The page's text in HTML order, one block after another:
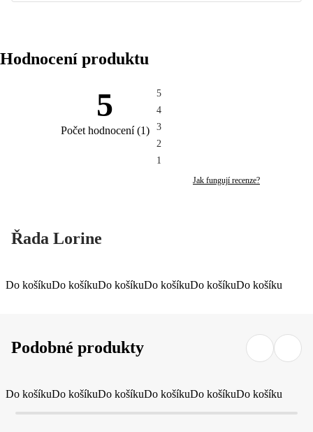
Hodnocení produktu
5
Počet hodnocení(1)
5
4
3
2
1
Jak fungují recenze?
Řada Lorine
Do košíkuDo košíkuDo košíkuDo košíkuDo košíkuDo košíku
Podobné produkty
Do košíkuDo košíkuDo košíkuDo košíkuDo košíkuDo košíku